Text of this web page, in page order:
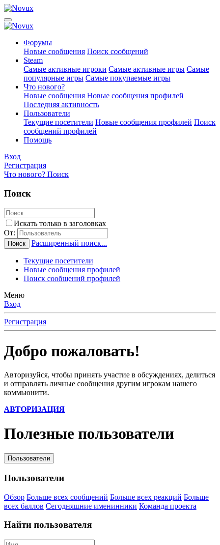
Форумы
Новые сообщения Поиск сообщений
Steam
Самые активные игроки Самые активные игры Самые
популярные игры Самые покупаемые игры
Что нового?
Новые сообщения Новые сообщения профилей
Последняя активность
Пользователи
Текущие посетители Новые сообщения профилей Поиск
сообщений профилей
Помощь
Вход
Регистрация
Что нового? Поиск
Поиск
Искать только в заголовках
От:
Поиск Расширенный поиск...
Текущие посетители
Новые сообщения профилей
Поиск сообщений профилей
Меню
Вход
Регистрация
Добро пожаловать!
Авторизуйся, чтобы принять участие в обсуждениях, делиться
и отправлять личные сообщения другим игрокам нашего
коммьюнити.
АВТОРИЗАЦИЯ
Полезные пользователи
Пользователи
Пользователи
Обзор Больше всех сообщений Больше всех реакций Больше
всех баллов Сегодняшние именинники Команда проекта
Найти пользователя